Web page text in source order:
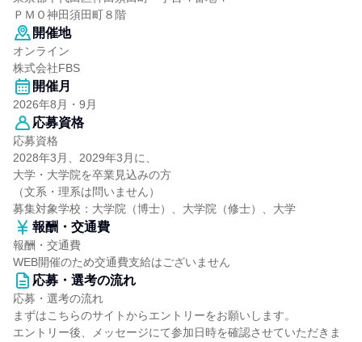
ＰＭＯ神田須田町８階
開催地
オンライン
株式会社FBS
開催月
2026年8月・9月
応募資格
応募資格
2028年3月、2029年3月に、
大学・大学院を卒業見込みの方
（文系・理系は問いません）
募集対象学校：大学院（博士）、大学院（修士）、大学
報酬・交通費
報酬・交通費
WEB開催のため交通費支給はございません
応募・選考の流れ
応募・選考の流れ
まずはこちらのサイトからエントリーをお願いします。
エントリー後、メッセージにて参加日時を確認させていただきま